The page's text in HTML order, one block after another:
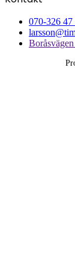
070-326 47